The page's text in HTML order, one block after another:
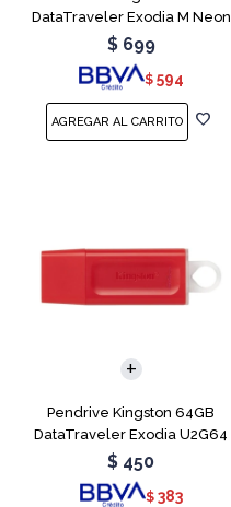
DataTraveler Exodia M Neon
Blue
$ 699
$ 594
Pendrive Kingston 64GB
DataTraveler Exodia U2G64
Red
$ 450
$ 383